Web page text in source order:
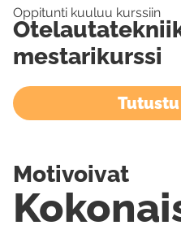
Oppitunti kuuluu kurssiin
mestarikurssi
Motivoivat